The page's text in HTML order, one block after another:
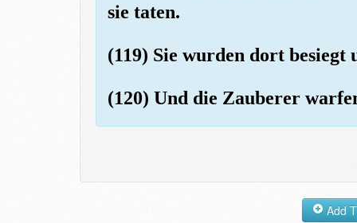
sie taten.
(119) Sie wurden dort
(120) Und die Zauberer